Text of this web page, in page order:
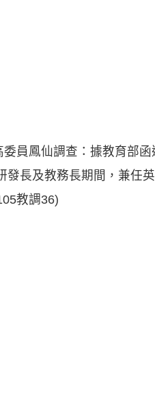
委員鳳仙調查：據教育部
發長及教務長期間，兼任
教調36)